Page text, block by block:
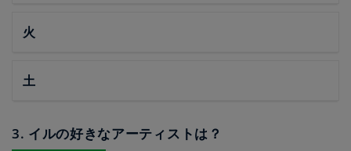
火
土
3. イルの好きなアーティストは？